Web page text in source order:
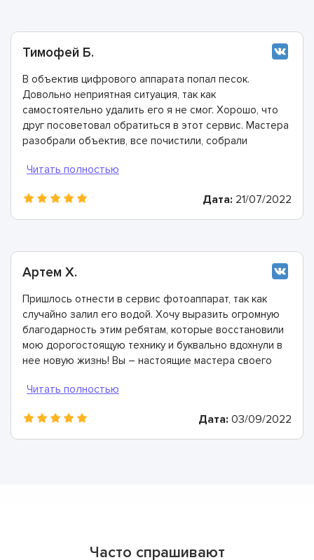
Тимофей Б.
В объектив цифрового аппарата попал песок.
Довольно неприятная ситуация, так как
самостоятельно удалить его я не смог. Хорошо, что
друг посоветовал обратиться в этот сервис. Мастера
разобрали объектив, все почистили, собрали
огромное!
Дата: 21/07/2022
Артем Х.
Пришлось отнести в сервис фотоаппарат, так как
случайно залил его водой. Хочу выразить огромную
благодарность этим ребятам, которые восстановили
мою дорогостоящую технику и буквально вдохнули в
нее новую жизнь! Вы – настоящие мастера своего
Дата: 03/09/2022
Часто спрашивают